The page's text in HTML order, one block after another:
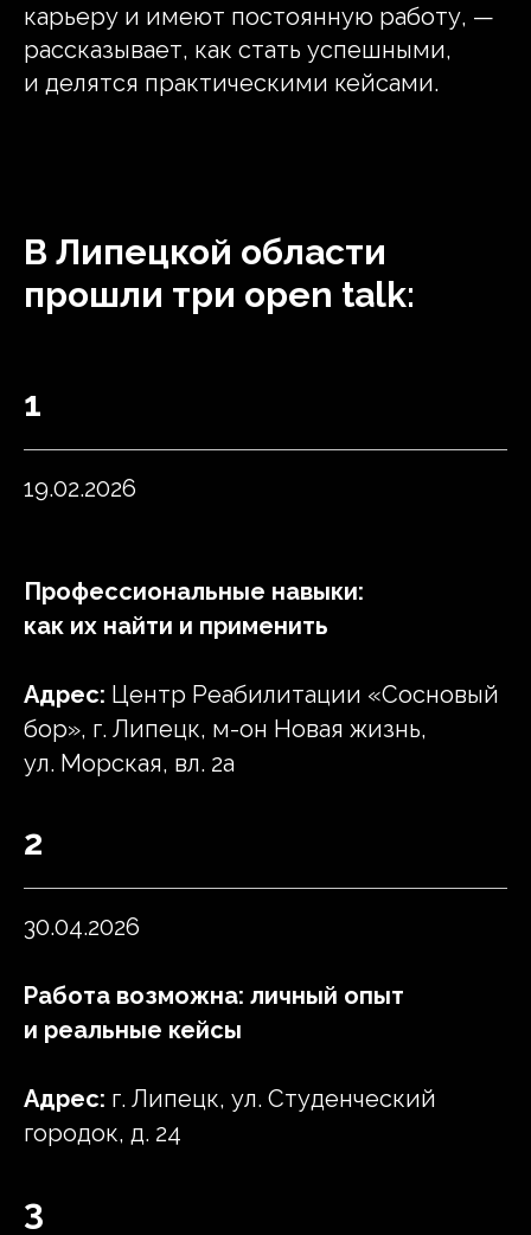
карьеру и имеют постоянную работу, —
рассказывает, как стать успешными,
и делятся практическими кейсами.
В Липецкой области
прошли три open talk:
1
19.02.2026
Профессиональные навыки:
как их найти и применить
Адрес: Центр Реабилитации «Сосновый
бор», г. Липецк, м-он Новая жизнь,
ул. Морская, вл. 2а
2
30.04.2026
Работа возможна: личный опыт
и реальные кейсы
Адрес: г. Липецк, ул. Студенческий
городок, д. 24
3